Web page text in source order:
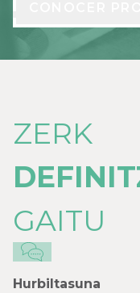
ZERK
GAITU
Hurbiltasuna